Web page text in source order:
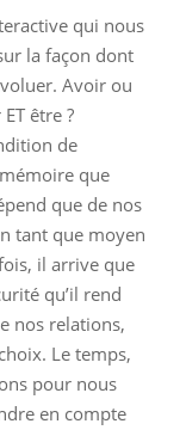
qui nous
la façon dont
Avoir ou
être ?
de
que
que de nos
tant que moyen
il arrive que
qu’il rend
nos relations,
Le temps,
pour nous
en compte